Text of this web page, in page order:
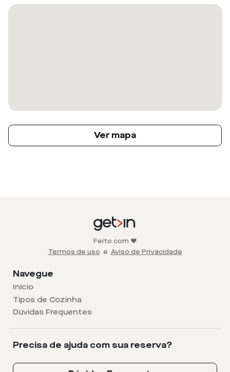
Ver mapa
Feito com ❤️
Termos de uso e Aviso de Privacidade
Navegue
Início
Tipos de Cozinha
Dúvidas Frequentes
Precisa de ajuda com sua reserva?